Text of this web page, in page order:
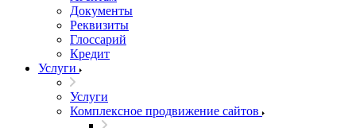
Документы
Реквизиты
Глоссарий
Кредит
Услуги
Услуги
Комплексное продвижение сайтов